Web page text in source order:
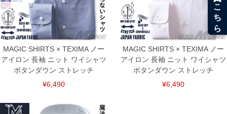
MAGIC SHIRTS × TEXIMA ノー
アイロン 長袖 ニット ワイシャツ
ボタンダウン ストレッチ
¥6,490
MAGIC SHIRTS × TEXIMA ノー
アイロン 長袖 ニット ワイシャツ
ボタンダウン ストレッチ
¥6,490